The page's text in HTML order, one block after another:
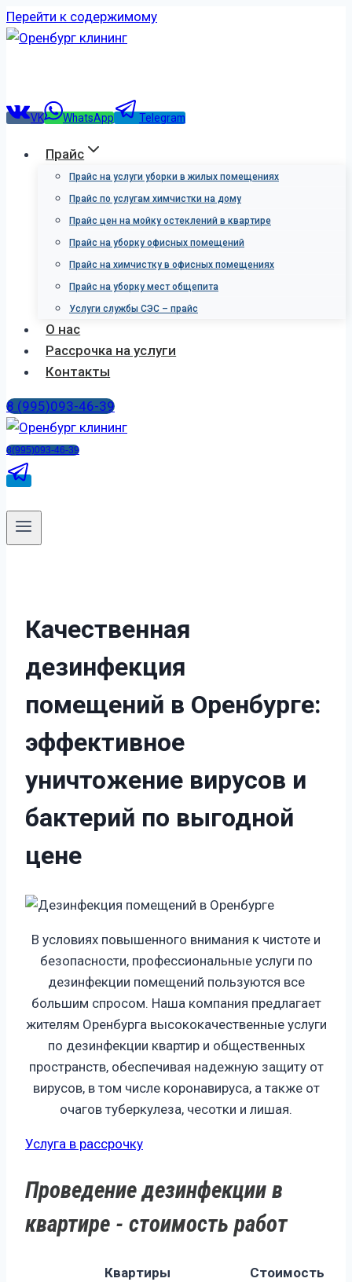
Перейти к содержимому
VK WhatsApp Telegram
Прайс
Прайс на услуги уборки в жилых помещениях
Прайс по услугам химчистки на дому
Прайс цен на мойку остеклений в квартире
Прайс на уборку офисных помещений
Прайс на химчистку в офисных помещениях
Прайс на уборку мест общепита
Услуги службы СЭС – прайс
О нас
Рассрочка на услуги
Контакты
8 (995)093-46-39
8(995)093-46-39
Качественная
дезинфекция
помещений в Оренбурге:
эффективное
уничтожение вирусов и
бактерий по выгодной
цене
В условиях повышенного внимания к чистоте и
безопасности, профессиональные услуги по
дезинфекции помещений пользуются все
большим спросом. Наша компания предлагает
жителям Оренбурга высококачественные услуги
по дезинфекции квартир и общественных
пространств, обеспечивая надежную защиту от
вирусов, в том числе коронавируса, а также от
очагов туберкулеза, чесотки и лишая.
Услуга в рассрочку
Период рассрочки
Рассрочка на услугу на 3 месяца
Рассрочка на услугу на 6 месяцев
Проведение дезинфекции в
квартире - стоимость работ
Квартиры
Стоимость